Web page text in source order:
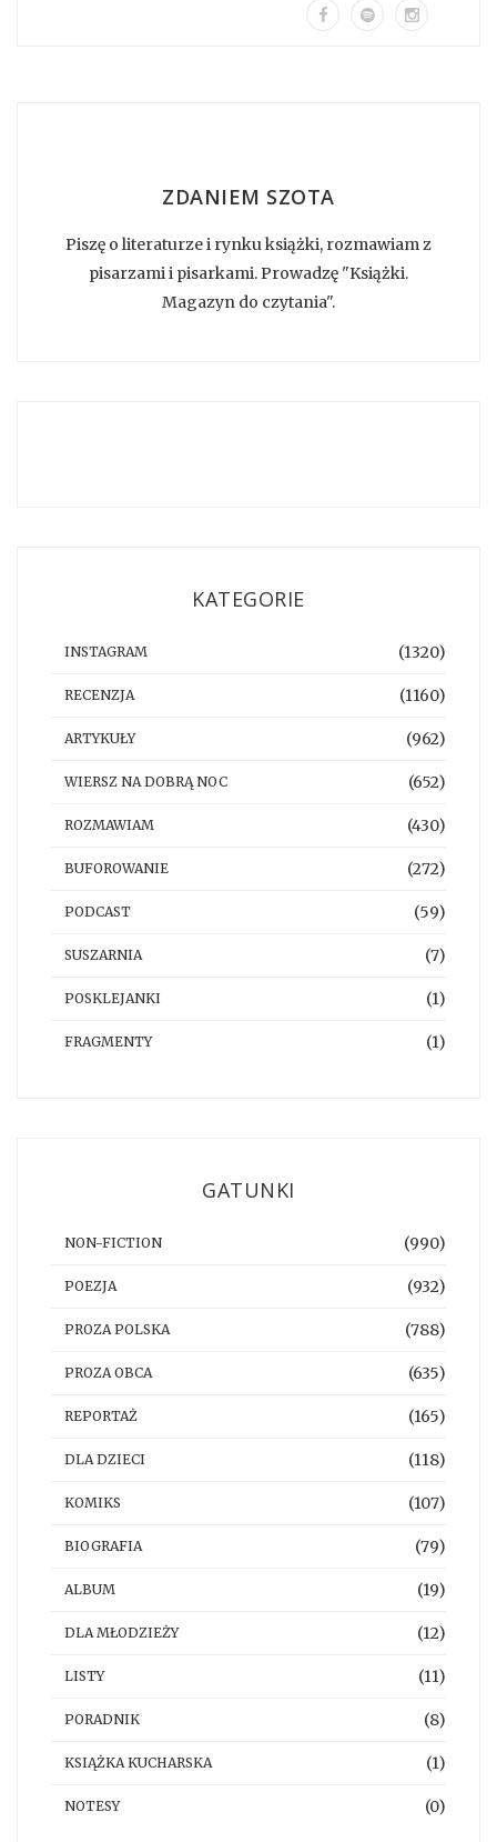
ZDANIEM SZOTA
Piszę o literaturze i rynku książki, rozmawiam z
pisarzami i pisarkami. Prowadzę "Książki.
Magazyn do czytania".
KATEGORIE
INSTAGRAM (1320)
RECENZJA (1160)
ARTYKUŁY (962)
WIERSZ NA DOBRĄ NOC (652)
ROZMAWIAM (430)
BUFOROWANIE (272)
PODCAST (59)
SUSZARNIA (7)
POSKLEJANKI (1)
FRAGMENTY (1)
GATUNKI
NON-FICTION (990)
POEZJA (932)
PROZA POLSKA (788)
PROZA OBCA (635)
REPORTAŻ (165)
DLA DZIECI (118)
KOMIKS (107)
BIOGRAFIA (79)
ALBUM (19)
DLA MŁODZIEŻY (12)
LISTY (11)
PORADNIK (8)
KSIĄŻKA KUCHARSKA (1)
NOTESY (0)